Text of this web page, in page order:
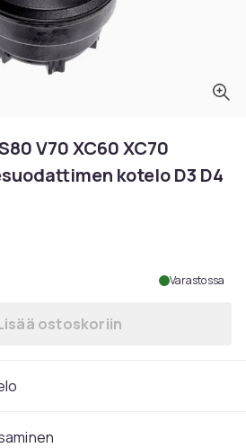
V70 XC60 XC70
kotelo D3 D4
Varastossa
Lisää VOLVO S60 V60 S80
ostoskoriin